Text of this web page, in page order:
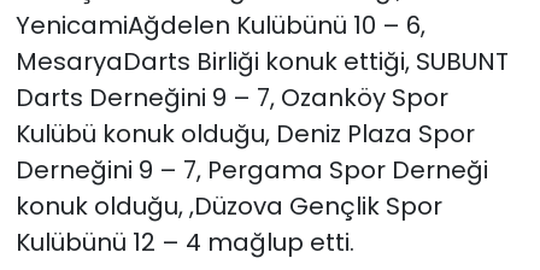
YenicamiAğdelen Kulübünü 10 – 6,
MesaryaDarts Birliği konuk ettiği, SUBUNT
Darts Derneğini 9 – 7, Ozanköy Spor
Kulübü konuk olduğu, Deniz Plaza Spor
Derneğini 9 – 7, Pergama Spor Derneği
konuk olduğu, ,Düzova Gençlik Spor
Kulübünü 12 – 4 mağlup etti.